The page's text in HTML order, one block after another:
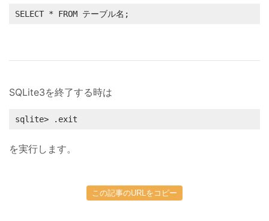
SELECT * FROM テーブル名;
SQLite3を終了する時は
sqlite> .exit
を実行します。
この記事のURLをコピー